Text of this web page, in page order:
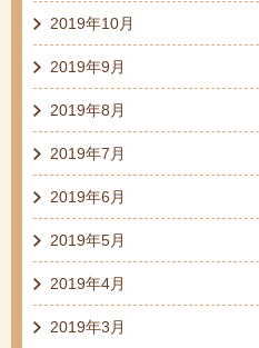
2019年10月
2019年9月
2019年8月
2019年7月
2019年6月
2019年5月
2019年4月
2019年3月